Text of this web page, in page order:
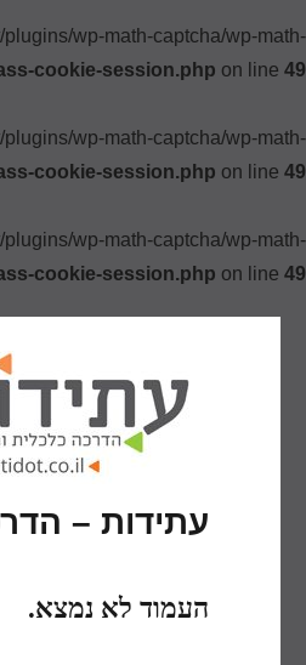
wp-math-captcha/wp-math-
cookie-session.php on line 49
wp-math-captcha/wp-math-
cookie-session.php on line 49
wp-math-captcha/wp-math-
cookie-session.php on line 49
עתידות –
העמוד לא נמצא.